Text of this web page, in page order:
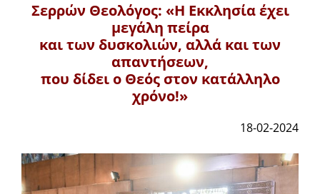
Σερρών Θεολόγος: «Η Εκκλησία έχει
μεγάλη πείρα
και των δυσκολιών, αλλά και των
απαντήσεων,
που δίδει ο Θεός στον κατάλληλο
χρόνο!»
18-02-2024